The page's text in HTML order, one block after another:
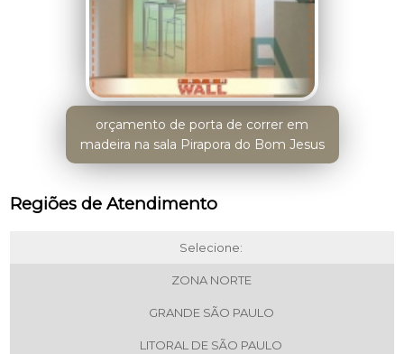
orçamento de porta de correr em
madeira na sala Pirapora do Bom Jesus
Regiões de Atendimento
Selecione:
ZONA NORTE
GRANDE SÃO PAULO
LITORAL DE SÃO PAULO